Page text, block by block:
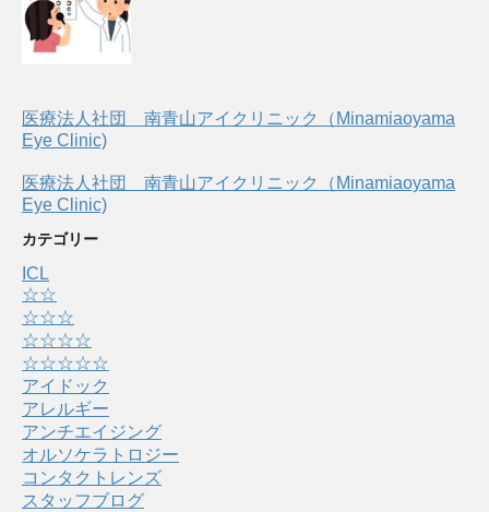
医療法人社団 南青山アイクリニック（Minamiaoyama
Eye Clinic)
医療法人社団 南青山アイクリニック（Minamiaoyama
Eye Clinic)
カテゴリー
ICL
☆☆
☆☆☆
☆☆☆☆
☆☆☆☆☆
アイドック
アレルギー
アンチエイジング
オルソケラトロジー
コンタクトレンズ
スタッフブログ